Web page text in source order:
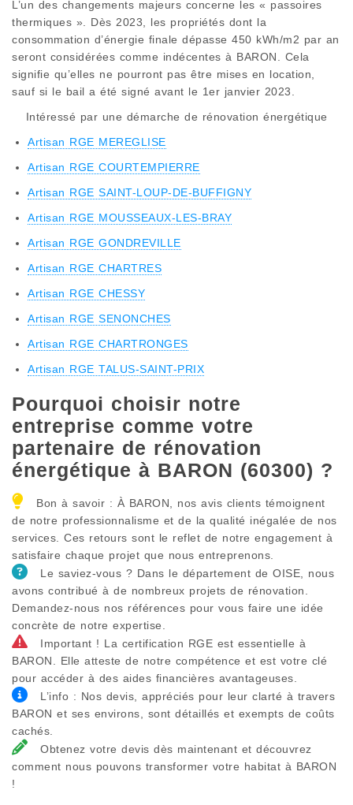
L’un des changements majeurs concerne les « passoires
thermiques ». Dès 2023, les propriétés dont la
consommation d’énergie finale dépasse 450 kWh/m2 par an
seront considérées comme indécentes à BARON. Cela
signifie qu’elles ne pourront pas être mises en location,
sauf si le bail a été signé avant le 1er janvier 2023.
Intéressé par une démarche de rénovation énergétique
Artisan RGE MEREGLISE
Artisan RGE COURTEMPIERRE
Artisan RGE SAINT-LOUP-DE-BUFFIGNY
Artisan RGE MOUSSEAUX-LES-BRAY
Artisan RGE GONDREVILLE
Artisan RGE CHARTRES
Artisan RGE CHESSY
Artisan RGE SENONCHES
Artisan RGE CHARTRONGES
Artisan RGE TALUS-SAINT-PRIX
Pourquoi choisir notre
entreprise comme votre
partenaire de rénovation
énergétique à BARON (60300) ?
Bon à savoir : À BARON, nos avis clients témoignent
de notre professionnalisme et de la qualité inégalée de nos
services. Ces retours sont le reflet de notre engagement à
satisfaire chaque projet que nous entreprenons.
Le saviez-vous ? Dans le département de OISE, nous
avons contribué à de nombreux projets de rénovation.
Demandez-nous nos références pour vous faire une idée
concrète de notre expertise.
Important ! La certification RGE est essentielle à
BARON. Elle atteste de notre compétence et est votre clé
pour accéder à des aides financières avantageuses.
L’info : Nos devis, appréciés pour leur clarté à travers
BARON et ses environs, sont détaillés et exempts de coûts
cachés.
Obtenez votre devis dès maintenant et découvrez
comment nous pouvons transformer votre habitat à BARON
!